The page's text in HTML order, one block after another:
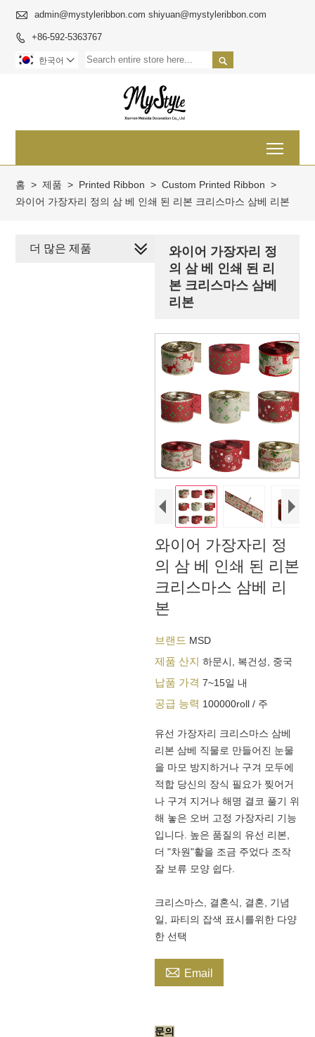
 admin@mystyleribbon.com shiyuan@mystyleribbon.com
 +86-592-5363767

한국어 
홈 > 제품 > Printed Ribbon > Custom Printed Ribbon >
와이어 가장자리 정의 삼 베 인쇄 된 리본 크리스마스 삼베 리본
와이어 가장자리 정
의 삼 베 인쇄 된 리
본 크리스마스 삼베
리본
와이어 가장자리 정
의 삼 베 인쇄 된 리본
크리스마스 삼베 리
본
브랜드 MSD
제품 산지 하문시, 복건성, 중국
납품 가격 7~15일 내
공급 능력 100000roll / 주
유선 가장자리 크리스마스 삼베
리본 삼베 직물로 만들어진 눈물
을 마모 방지하거나 구겨 모두에
적합 당신의 장식 필요가 찢어거
나 구겨 지거나 해명 결코 풀기 위
해 놓은 오버 고정 가장자리 기능
입니다. 높은 품질의 유선 리본,
더 "차원"활을 조금 주었다 조작
잘 보류 모양 쉽다.
크리스마스, 결혼식, 결혼, 기념
일, 파티의 잡색 표시를위한 다양
한 선택
 Email
문의
더 많은 제품